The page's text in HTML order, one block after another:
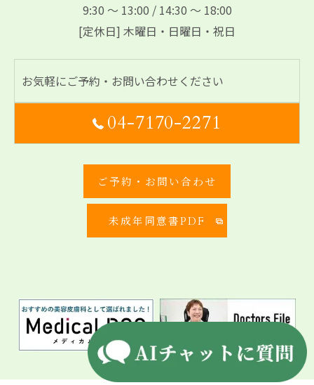
9:30 ～ 13:00 / 14:30 ～ 18:00
[定休日] 木曜日・日曜日・祝日
お気軽にご予約・お問い合わせください
04-7170-2271
ご予約・お問い合わせ
未成年同意書PDF